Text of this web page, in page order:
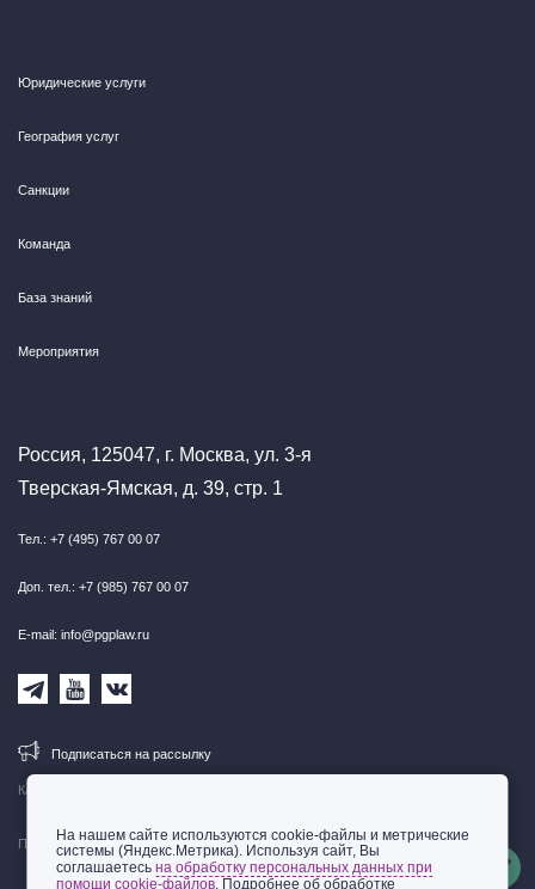
Карта сайта
Правовая информация
Юридические услуги
География услуг
Санкции
Команда
База знаний
Мероприятия
Россия, 125047, г. Москва, ул. 3-я
Тверская-Ямская, д. 39, стр. 1
Тел.: +7 (495) 767 00 07
Доп. тел.: +7 (985) 767 00 07
E-mail: info@pgplaw.ru
Подписаться на рассылку
На нашем сайте используются cookie-файлы и метрические
системы (Яндекс.Метрика). Используя сайт, Вы
соглашаетесьна обработку персональных данных при
помощи cookie-файлов. Подробнее об обработке